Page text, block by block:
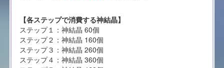
【各ステップで消費する神結晶】
ステップ１：神結晶 60個
ステップ２：神結晶 160個
ステップ３：神結晶 260個
ステップ４：神結晶 360個